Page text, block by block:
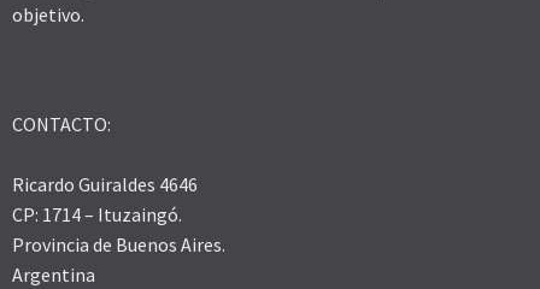
objetivo.
CONTACTO:
Ricardo Guiraldes 4646
CP: 1714 – Ituzaingó.
Provincia de Buenos Aires.
Argentina